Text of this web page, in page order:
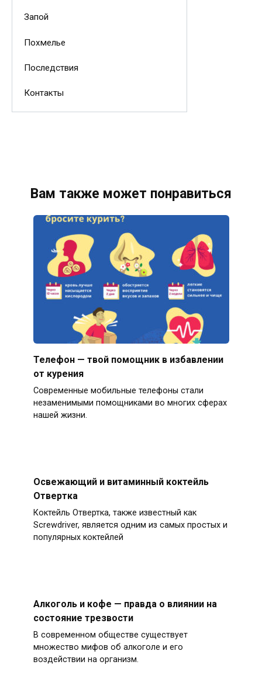
Запой
Похмелье
Последствия
Контакты
Вам также может понравиться
Телефон — твой помощник в избавлении
от курения
Современные мобильные телефоны стали
незаменимыми помощниками во многих сферах
нашей жизни.
Освежающий и витаминный коктейль
Отвертка
Коктейль Отвертка, также известный как
Screwdriver, является одним из самых простых и
популярных коктейлей
Алкоголь и кофе — правда о влиянии на
состояние трезвости
В современном обществе существует
множество мифов об алкоголе и его
воздействии на организм.